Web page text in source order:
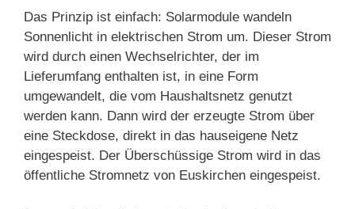
Das Prinzip ist einfach: Solarmodule wandeln
Sonnenlicht in elektrischen Strom um. Dieser Strom
wird durch einen Wechselrichter, der im
Lieferumfang enthalten ist, in eine Form
umgewandelt, die vom Haushaltsnetz genutzt
werden kann. Dann wird der erzeugte Strom über
eine Steckdose, direkt in das hauseigene Netz
eingespeist. Der Überschüssige Strom wird in das
öffentliche Stromnetz von Euskirchen eingespeist.